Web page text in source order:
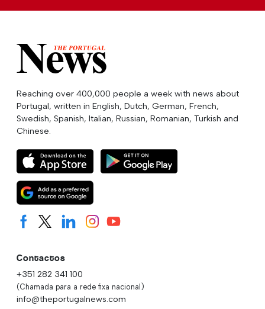
Reaching over 400,000 people a week with news about
Portugal, written in English, Dutch, German, French,
Swedish, Spanish, Italian, Russian, Romanian, Turkish and
Chinese.
Contactos
+351 282 341 100
(Chamada para a rede fixa nacional)
info@theportugalnews.com